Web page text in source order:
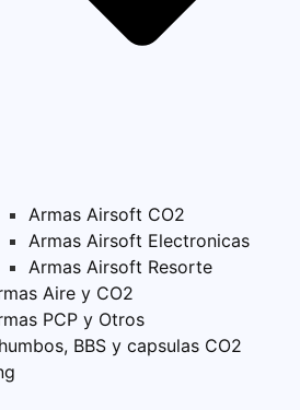
Armas Airsoft CO2
Armas Airsoft Electronicas
Armas Airsoft Resorte
Aire y CO2
PCP y Otros
BBS y capsulas CO2